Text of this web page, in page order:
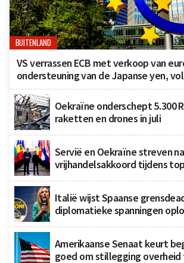
BUITENLAND
VS verrassen ECB met verkoop van
ondersteuning van de Japanse yen,
Oekraïne onderschept 5.300
raketten en drones in juli
Servië en Oekraïne streven
vrijhandelsakkoord tijdens
Italië wijst Spaanse
diplomatieke spanningen
Amerikaanse Senaat keurt
goed om stillegging